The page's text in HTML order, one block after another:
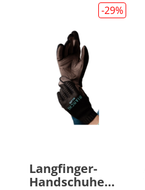
-29%
Langfinger-
Handschuhe